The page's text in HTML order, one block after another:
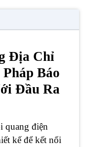
Địa Chỉ
Báo
Đầu Ra
quang điện
kế để kết nối